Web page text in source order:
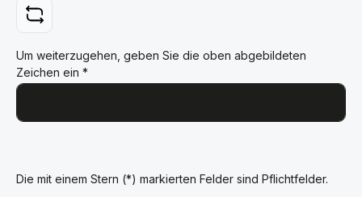
Um weiterzugehen, geben Sie die oben abgebildeten
Zeichen ein *
Die mit einem Stern (*) markierten Felder sind Pflichtfelder.